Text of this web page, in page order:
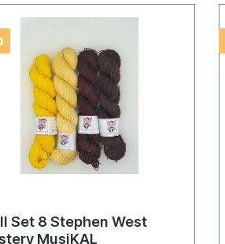
Set 8 Stephen West
MusiKAL